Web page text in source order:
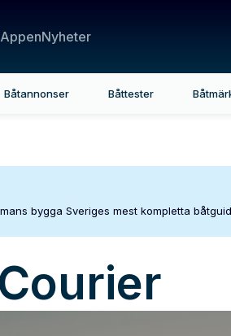
AppenNyheter
Båtannonser Båttester
bygga Sveriges mest kompletta